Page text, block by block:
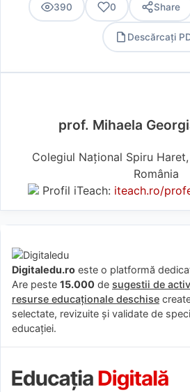
390 0 Share
Descărcați
prof. Mihaela
Colegiul Național Spiru
România
Profil iTeach: iteach.ro/
Digitaledu.ro este o platformă
Are peste 15.000 de sugestii de
resurse educaționale deschise
selectate, revizuite și validate de
educației.